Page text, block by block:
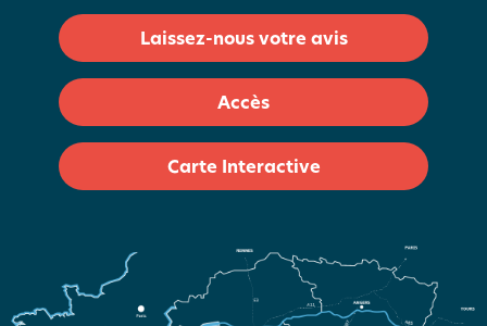
Laissez-nous votre avis
Accès
Carte Interactive